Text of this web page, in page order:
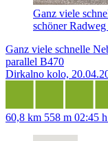
Ganz viele
schöner
Ganz viele schnelle
parallel B470
Dirkalno kolo,
60,8 km 558 m 02:45